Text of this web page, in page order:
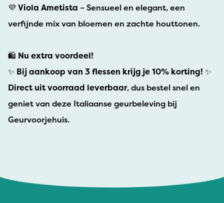
💜 Viola Ametista – Sensueel en elegant, een
verfijnde mix van bloemen en zachte houttonen.
🛍️ Nu extra voordeel!
✨ Bij aankoop van 3 flessen krijg je 10% korting! ✨
Direct uit voorraad leverbaar, dus bestel snel en
geniet van deze Italiaanse geurbeleving bij
Geurvoorjehuis.